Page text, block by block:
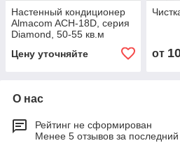
Настенный кондиционер
Almacom ACH-18D, серия
Diamond, 50-55 кв.м
Цену уточняйте
от
О нас
Рейтинг не сформирован
Менее 5 отзывов за последний